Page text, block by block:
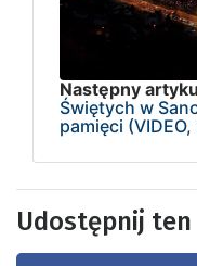
Następny
Świętych w
pamięci (VIDEO,
Udostępnij